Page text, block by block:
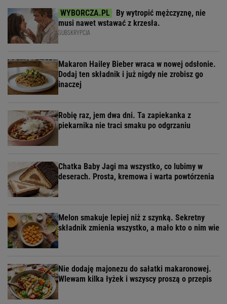
By wytropić mężczyznę, nie
musi nawet wstawać z krzesła.
SUBSKRYPCJA
Makaron Hailey Bieber wraca w nowej odsłonie.
Dodaj ten składnik i już nigdy nie zrobisz go
inaczej
Robię raz, jem dwa dni. Ta zapiekanka z
piekarnika nie traci smaku po odgrzaniu
Chatka Baby Jagi ma wszystko, co lubimy w
deserach. Prosta, kremowa i warta powtórzenia
Melon smakuje lepiej niż z szynką. Sekretny
składnik zmienia wszystko, a mało kto o nim wie
Nie dodaję majonezu do sałatki makaronowej.
Wlewam kilka łyżek i wszyscy proszą o przepis